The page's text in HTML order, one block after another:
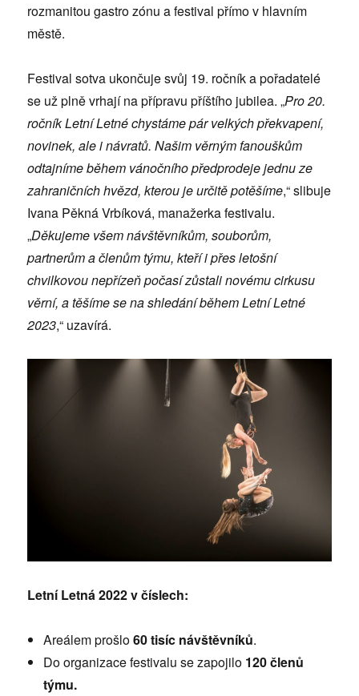
rozmanitou gastro zónu a festival přímo v hlavním
městě.
Festival sotva ukončuje svůj 19. ročník a pořadatelé
se už plně vrhají na přípravu příštího jubilea. „Pro 20.
ročník Letní Letné chystáme pár velkých překvapení,
novinek, ale i návratů. Našim věrným fanouškům
odtajníme během vánočního předprodeje jednu ze
zahraničních hvězd, kterou je určitě potěšíme,“ slibuje
Ivana Pěkná Vrbíková, manažerka festivalu.
„Děkujeme všem návštěvníkům, souborům,
partnerům a členům týmu, kteří i přes letošní
chvilkovou nepřízeň počasí zůstali novému cirkusu
věrní, a těšíme se na shledání během Letní Letné
2023,“ uzavírá.
Letní Letná 2022 v číslech:
Areálem prošlo60 tisíc návštěvníků.
Do organizace festivalu se zapojilo 120 členů
týmu.